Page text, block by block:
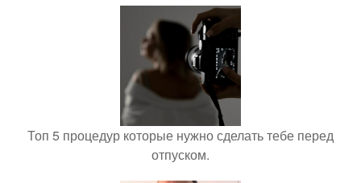
Топ 5 процедур которые нужно сделать тебе перед
отпуском.